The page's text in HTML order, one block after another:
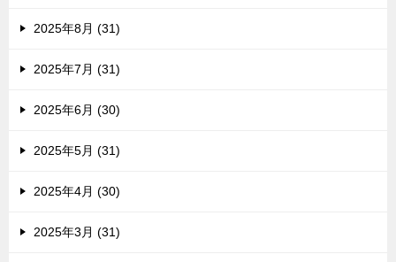
2025年8月 (31)
2025年7月 (31)
2025年6月 (30)
2025年5月 (31)
2025年4月 (30)
2025年3月 (31)